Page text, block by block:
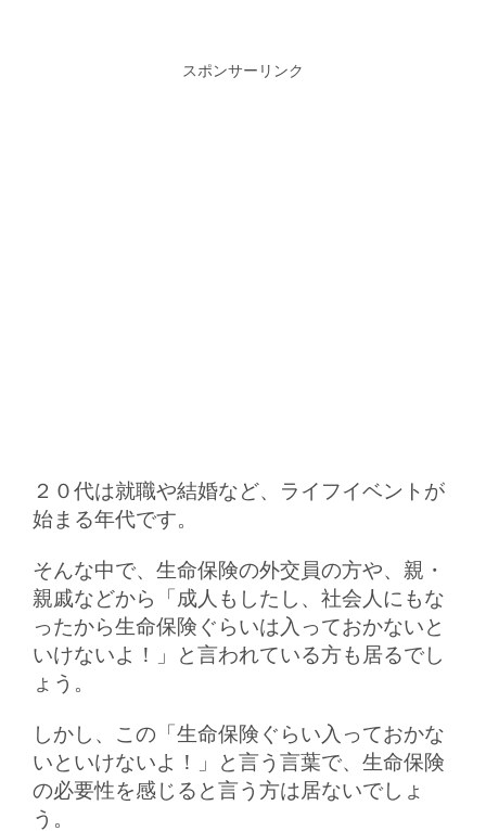
スポンサーリンク
２０代は就職や結婚など、ライフイベントが
始まる年代です。
そんな中で、生命保険の外交員の方や、親・
親戚などから「成人もしたし、社会人にもな
ったから生命保険ぐらいは入っておかないと
いけないよ！」と言われている方も居るでし
ょう。
しかし、この「生命保険ぐらい入っておかな
いといけないよ！」と言う言葉で、生命保険
の必要性を感じると言う方は居ないでしょ
う。